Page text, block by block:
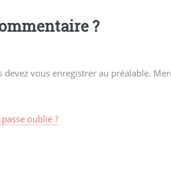
?
vous enregistrer au préalable.
oublié ?